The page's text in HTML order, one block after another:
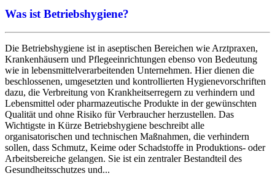
Was ist Betriebshygiene?
Die Betriebshygiene ist in aseptischen Bereichen wie Arztpraxen,
Krankenhäusern und Pflegeeinrichtungen ebenso von Bedeutung
wie in lebensmittelverarbeitenden Unternehmen. Hier dienen die
beschlossenen, umgesetzten und kontrollierten Hygienevorschriften
dazu, die Verbreitung von Krankheitserregern zu verhindern und
Lebensmittel oder pharmazeutische Produkte in der gewünschten
Qualität und ohne Risiko für Verbraucher herzustellen. Das
Wichtigste in Kürze Betriebshygiene beschreibt alle
organisatorischen und technischen Maßnahmen, die verhindern
sollen, dass Schmutz, Keime oder Schadstoffe in Produktions- oder
Arbeitsbereiche gelangen. Sie ist ein zentraler Bestandteil des
Gesundheitsschutzes und...